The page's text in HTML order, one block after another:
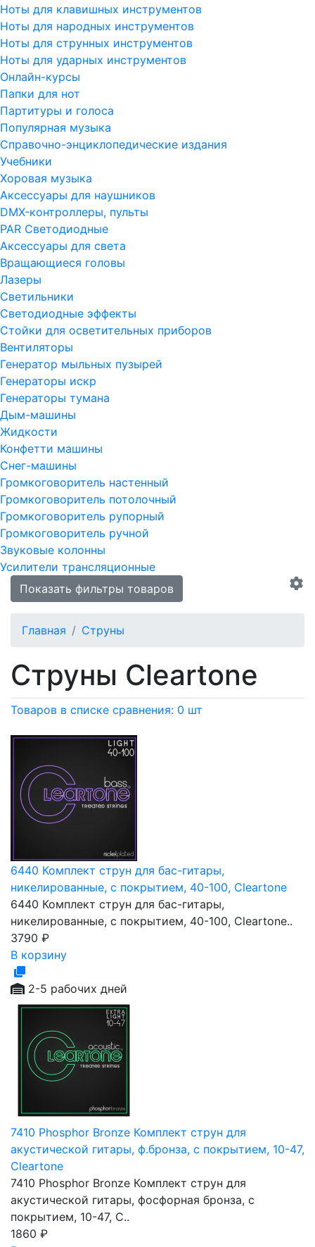
Ноты для клавишных инструментов
Ноты для народных инструментов
Ноты для струнных инструментов
Ноты для ударных инструментов
Онлайн-курсы
Папки для нот
Партитуры и голоса
Популярная музыка
Справочно-энциклопедические издания
Учебники
Хоровая музыка
Аксессуары для наушников
DMX-контроллеры, пульты
PAR Светодиодные
Аксессуары для света
Вращающиеся головы
Лазеры
Светильники
Светодиодные эффекты
Стойки для осветительных приборов
Вентиляторы
Генератор мыльных пузырей
Генераторы искр
Генераторы тумана
Дым-машины
Жидкости
Конфетти машины
Снег-машины
Громкоговоритель настенный
Громкоговоритель потолочный
Громкоговоритель рупорный
Громкоговоритель ручной
Звуковые колонны
Усилители трансляционные
Показать фильтры товаров
Главная Струны
Струны Cleartone
Товаров в списке сравнения: 0 шт
6440 Комплект струн для бас-гитары,
никелированные, с покрытием, 40-100, Cleartone
6440 Комплект струн для бас-гитары,
никелированные, с покрытием, 40-100, Cleartone..
3790 ₽
В корзину
2-5 рабочих дней
7410 Phosphor Bronze Комплект струн для
акустической гитары, ф.бронза, с покрытием, 10-47,
Cleartone
7410 Phosphor Bronze Комплект струн для
акустической гитары, фосфорная бронза, с
покрытием, 10-47, C..
1860 ₽